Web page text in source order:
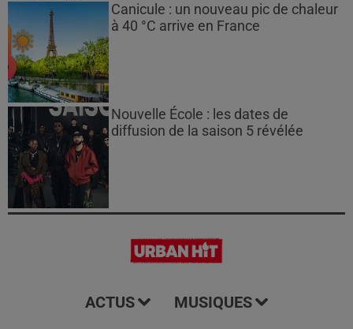
Canicule : un nouveau pic de chaleur
à 40 °C arrive en France
Nouvelle École : les dates de
diffusion de la saison 5 révélée
ACTUS MUSIQUES